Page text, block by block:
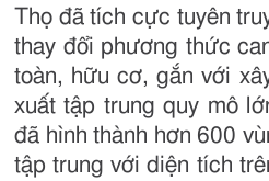
Thọ đã tích cực tuyên
thay đổi phương thức
toàn, hữu cơ, gắn với
xuất tập trung quy mô
đã hình thành hơn 600
tập trung với diện tích